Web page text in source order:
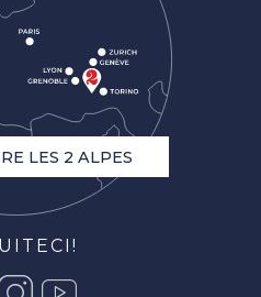
LES 2 ALPES